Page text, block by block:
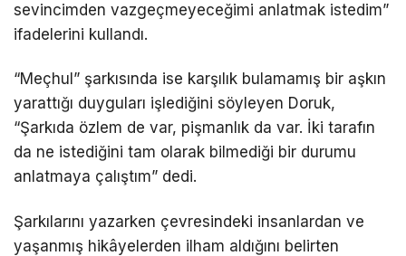
sevincimden vazgeçmeyeceğimi anlatmak istedim”
ifadelerini kullandı.
“Meçhul” şarkısında ise karşılık bulamamış bir aşkın
yarattığı duyguları işlediğini söyleyen Doruk,
“Şarkıda özlem de var, pişmanlık da var. İki tarafın
da ne istediğini tam olarak bilmediği bir durumu
anlatmaya çalıştım” dedi.
Şarkılarını yazarken çevresindeki insanlardan ve
yaşanmış hikâyelerden ilham aldığını belirten